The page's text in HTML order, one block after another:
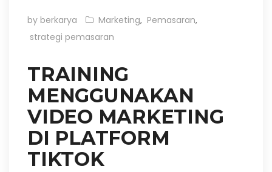
by berkarya Marketing, Pemasaran,
strategi pemasaran
TRAINING
MENGGUNAKAN
VIDEO MARKETING
DI PLATFORM
TIKTOK